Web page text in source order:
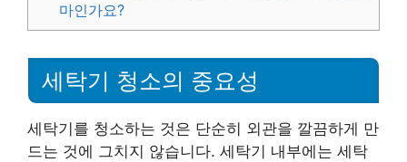
마인가요?
세탁기 청소의 중요성
세탁기를 청소하는 것은 단순히 외관을 깔끔하게 만
드는 것에 그치지 않습니다. 세탁기 내부에는 세탁